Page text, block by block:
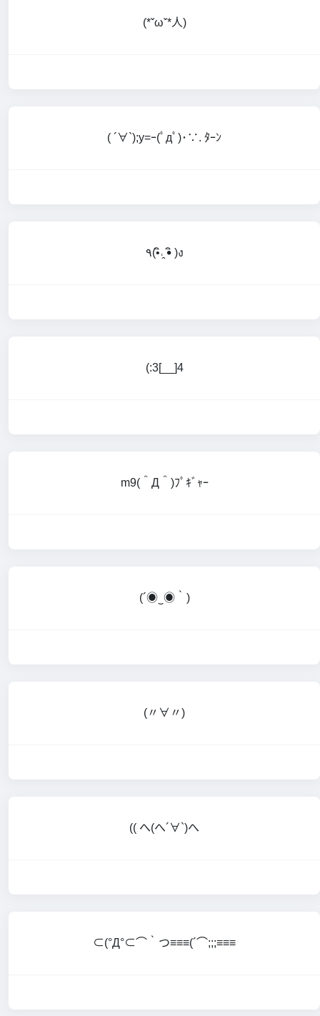
(*ˇωˇ*人)
( ´∀`);y=ｰ(ﾟдﾟ)･∵. ﾀｰﾝ
٩(•ิ˓̭ •ิ )ง
(:3[__]4
m9(＾Д＾)ﾌﾟｷﾞｬｰ
(´◉‿◉｀)
(〃∀〃)
(( へ(へ´∀`)へ
⊂(°Д°⊂⌒｀つ≡≡≡(´⌒;;;≡≡≡